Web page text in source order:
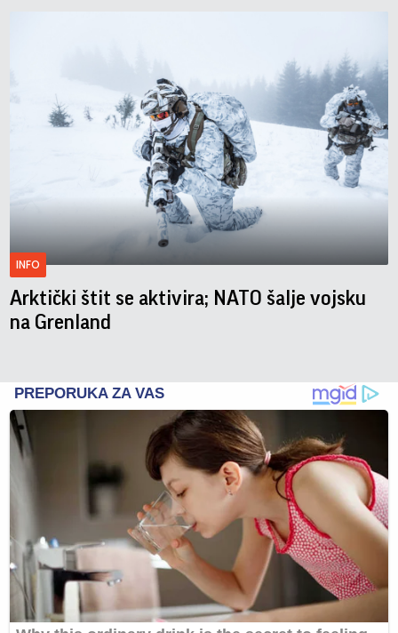
INFO
Arktički štit se aktivira; NATO šalje vojsku
na Grenland